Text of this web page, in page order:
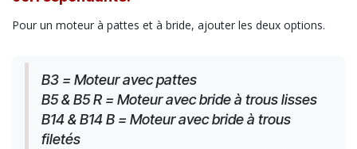
Pour un moteur à pattes et à bride, ajouter les deux options.
B3 = Moteur avec pattes
B5 & B5 R = Moteur avec bride à trous lisses
B14 & B14 B = Moteur avec bride à trous
filetés